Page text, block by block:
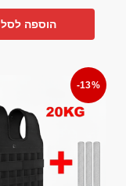
הוספה לסל
-13%